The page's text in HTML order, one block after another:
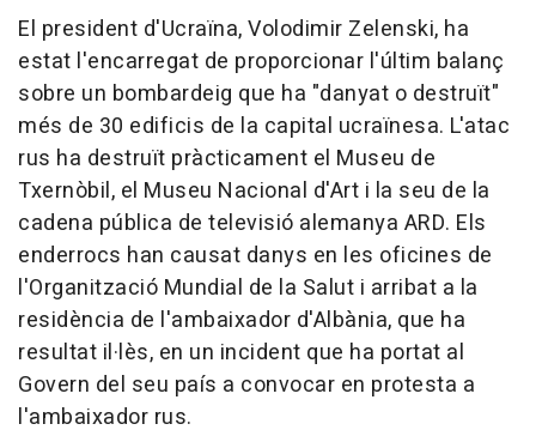
El president d'Ucraïna, Volodimir Zelenski, ha
estat l'encarregat de proporcionar l'últim balanç
sobre un bombardeig que ha "danyat o destruït"
més de 30 edificis de la capital ucraïnesa. L'atac
rus ha destruït pràcticament el Museu de
Txernòbil, el Museu Nacional d'Art i la seu de la
cadena pública de televisió alemanya ARD. Els
enderrocs han causat danys en les oficines de
l'Organització Mundial de la Salut i arribat a la
residència de l'ambaixador d'Albània, que ha
resultat il·lès, en un incident que ha portat al
Govern del seu país a convocar en protesta a
l'ambaixador rus.